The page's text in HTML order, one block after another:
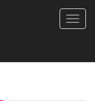
Site
Le